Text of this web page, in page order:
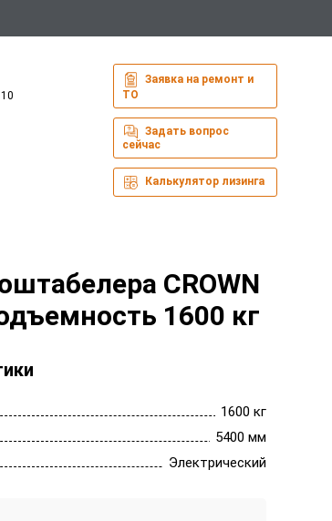
Заявка на ремонт и
ТО
Задать вопрос
сейчас
Калькулятор лизинга
CROWN
1600 кг
1600 кг
5400 мм
Электрический